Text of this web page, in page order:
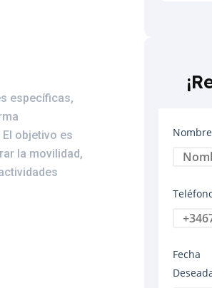
específicas,
objetivo es
la movilidad,
Nombre
Fecha